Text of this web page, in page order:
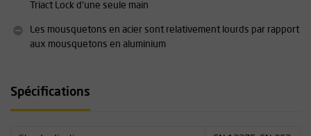
Triact Lock d'une seule main
Les mousquetons en acier sont relativement lourds par rapport
aux mousquetons en aluminium
Spécifications